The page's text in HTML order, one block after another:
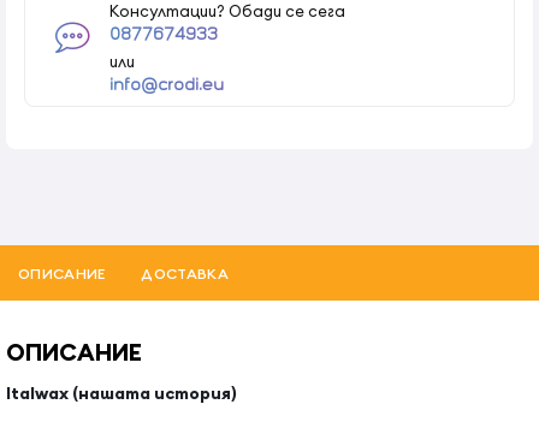
Консултации? Обади се сега
0877674933
или
info@crodi.eu
ОПИСАНИЕ ДОСТАВКА
ОПИСАНИЕ
Italwax (нашата история)